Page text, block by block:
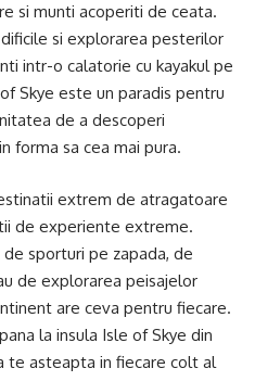
si munti acoperiti de ceata.
si explorarea pesterilor
intr-o calatorie cu kayakul pe
Skye este un paradis pentru
de a descoperi
forma sa cea mai pura.
extrem de atragatoare
de experiente extreme.
sporturi pe zapada, de
de explorarea peisajelor
are ceva pentru fiecare.
la insula Isle of Skye din
te asteapta in fiecare colt al